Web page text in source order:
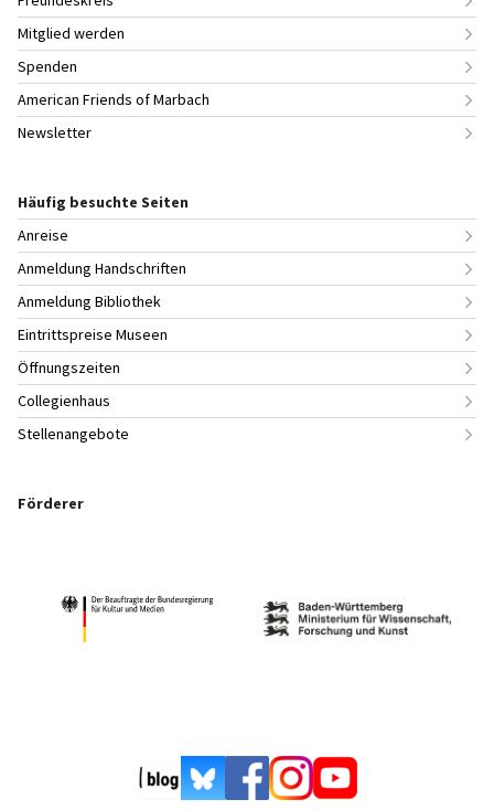
Mitglied werden
Spenden
American Friends of Marbach
Newsletter
Häufig besuchte Seiten
Anreise
Anmeldung Handschriften
Anmeldung Bibliothek
Eintrittspreise Museen
Öffnungszeiten
Collegienhaus
Stellenangebote
Förderer